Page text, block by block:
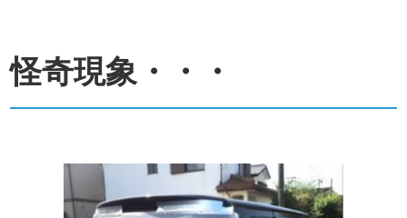
怪奇現象・・・